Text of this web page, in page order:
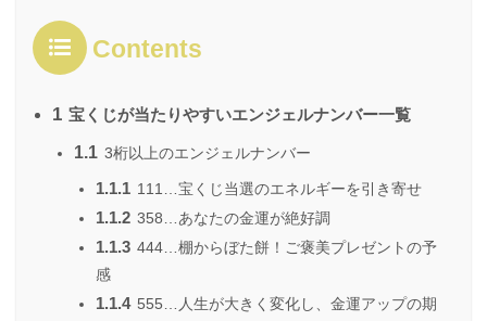
Contents
1 宝くじが当たりやすいエンジェルナンバー一覧
1.1 3桁以上のエンジェルナンバー
1.1.1 111…宝くじ当選のエネルギーを引き寄せ
1.1.2 358…あなたの金運が絶好調
1.1.3 444…棚からぼた餅！ご褒美プレゼントの予
感
1.1.4 555…人生が大きく変化し、金運アップの期